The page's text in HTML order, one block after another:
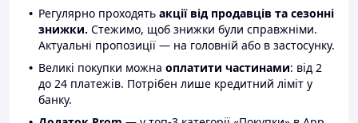
Регулярно проходять акції від продавців та сезонні
знижки. Стежимо, щоб знижки були справжніми.
Актуальні пропозиції — на головній або в застосунку.
Великі покупки можна оплатити частинами: від 2
до 24 платежів. Потрібен лише кредитний ліміт у
банку.